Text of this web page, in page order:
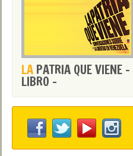
LA PATRIA QUE VIENE -
LIBRO -